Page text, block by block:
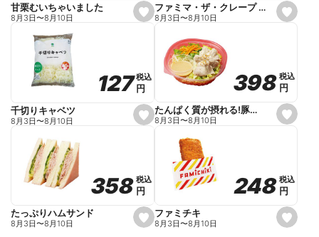
s
e
o
r
i
e
甘栗むいちゃいました
8月3日〜8月10日
s
e
o
r
i
e
ファミマ・ザ・クレープ 生チョコ
8月3日〜8月10日
s
e
o
r
i
e
127
127税込
税込
円
円
千切りキャベツ
8月3日〜8月10日
s
e
o
r
i
e
398
398 税込
税込
円
円
たんぱく質が摂れる!豚しゃぶのパスタサラダ
8月3日〜8月10日
s
e
358
358税込
税込
円
円
たっぷりハムサンド
8月3日〜8月10日
s
e
248
248 税込
税込
円
円
ファミチキ
8月3日〜8月10日